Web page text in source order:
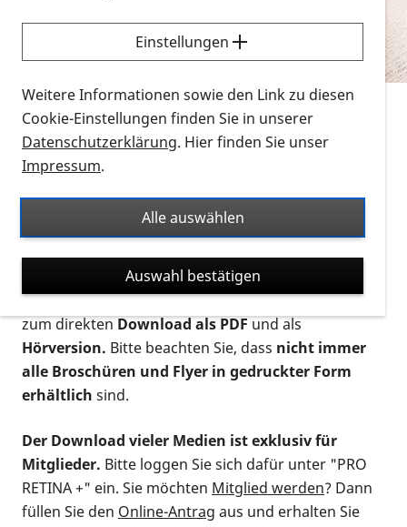
Sie möchten wissen, wie Sie nach Infonmaterial
suchen und dieses bestellen bzw. herunterladen
können? Schauen Sie sich dieErklärvideos zum
Thema Infomaterial auf der PRO RETINA-Website
für blinde und sehbehinderte Menschen an.
Auf dieser Seite finden Sie sämtliches Infomaterial
Ort. Nutzen Sie den Formatfilter, um ausschließlich
nach Flyern und Broschüren, Audios oder Videos zu
suchen. Die meisten Flyer und Broschüren werden in
verschiedenen Formaten angeboten: zur
postalischen Bestellung als gedruckte Variante
zum direktenDownload als PDFund als
Hörversion. Bitte beachten Sie, dass nicht immer
alle Broschüren und Flyer in gedruckter Form
erhältlich sind.
Der Download vieler Medien ist exklusiv für
Mitglieder. Bitte loggen Sie sich dafür unter "PRO
RETINA +" ein. Sie möchten Mitglied werden? Dann
füllen Sie den Online-Antrag aus und erhalten Sie
Einstellungen
Weitere Informationen sowie den Link zu diesen
Cookie-Einstellungen finden Sie in unserer
Datenschutzerklärung. Hier finden Sie unser
Impressum.
Alle auswählen
Auswahl bestätigen